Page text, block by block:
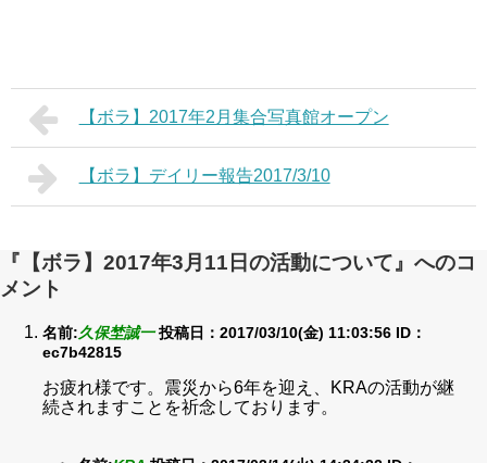
【ボラ】2017年2月集合写真館オープン
【ボラ】デイリー報告2017/3/10
『【ボラ】2017年3月11日の活動について』へのコ
メント
名前:久保埜誠一 投稿日：2017/03/10(金) 11:03:56 ID：
ec7b42815
お疲れ様です。震災から6年を迎え、KRAの活動が継
続されますことを祈念しております。